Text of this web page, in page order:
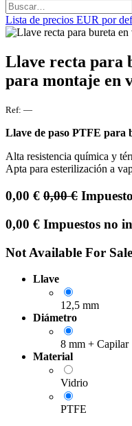
Lista de precios EUR por
Llave recta para
para montaje en
Ref: —
Llave de paso PTFE para
Alta resistencia química y
Apta para esterilización a
0,00 € 0,00€
0,00 € Impuestos no
Not Available For Sale
Llave
12,5 mm
Diámetro
8 mm + Capilar
Material
Vidrio
PTFE